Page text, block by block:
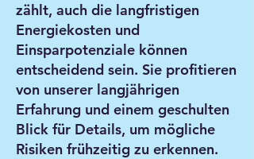
zählt, auch die langfristigen
Energiekosten und
Einsparpotenziale können
entscheidend sein. Sie profitieren
von unserer langjährigen
Erfahrung und einem geschulten
Blick für Details, um mögliche
Risiken frühzeitig zu erkennen.